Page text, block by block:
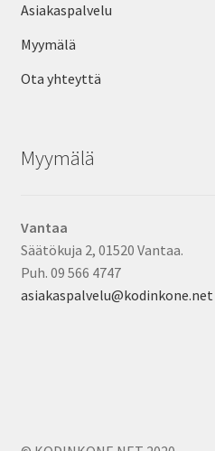
Asiakaspalvelu
Myymälä
Ota yhteyttä
Myymälä
Vantaa
Säätökuja 2, 01520 Vantaa.
Puh. 09 566 4747
asiakaspalvelu@kodinkone.net